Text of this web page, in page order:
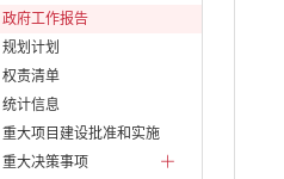
政府工作报告
规划计划
权责清单
统计信息
重大项目建设批准和实施
重大决策事项